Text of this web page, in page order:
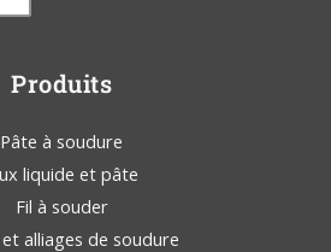
Produits
Pâte à soudure
liquide et pâte
Fil à souder
alliages de soudure